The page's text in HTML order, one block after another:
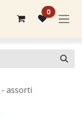
0
assorti